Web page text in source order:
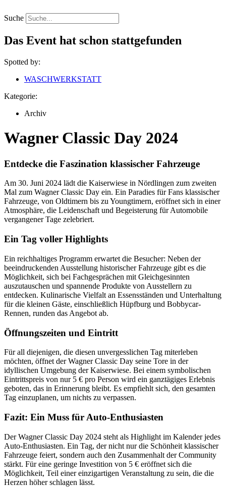
Inhalt
springen
Suche
Das Event hat schon stattgefunden
Spotted by:
WASCHWERKSTATT
Kategorie:
Archiv
Wagner Classic Day 2024
Entdecke die Faszination klassischer Fahrzeuge
Am 30. Juni 2024 lädt die Kaiserwiese in Nördlingen zum zweiten
Mal zum Wagner Classic Day ein. Ein Paradies für Fans klassischer
Fahrzeuge, von Oldtimern bis zu Youngtimern, eröffnet sich in einer
Atmosphäre, die Leidenschaft und Begeisterung für Automobile
vergangener Tage zelebriert.
Ein Tag voller Highlights
Ein reichhaltiges Programm erwartet die Besucher: Neben der
beeindruckenden Ausstellung historischer Fahrzeuge gibt es die
Möglichkeit, sich bei Fachgesprächen mit Gleichgesinnten
auszutauschen und spannende Produkte von Ausstellern zu
entdecken. Kulinarische Vielfalt an Essensständen und Unterhaltung
für die kleinen Gäste, einschließlich Hüpfburg und Bobbycar-
Rennen, runden das Angebot ab.
Öffnungszeiten und Eintritt
Für all diejenigen, die diesen unvergesslichen Tag miterleben
möchten, öffnet der Wagner Classic Day seine Tore in der
idyllischen Umgebung der Kaiserwiese. Bei einem symbolischen
Eintrittspreis von nur 5 € pro Person wird ein ganztägiges Erlebnis
geboten, das in Erinnerung bleibt. Es empfiehlt sich, den gesamten
Tag einzuplanen, um nichts zu verpassen.
Fazit: Ein Muss für Auto-Enthusiasten
Der Wagner Classic Day 2024 steht als Highlight im Kalender jedes
Auto-Enthusiasten. Ein Tag, der nicht nur die Schönheit klassischer
Fahrzeuge feiert, sondern auch den Zusammenhalt der Community
stärkt. Für eine geringe Investition von 5 € eröffnet sich die
Möglichkeit, Teil einer einzigartigen Veranstaltung zu sein, die die
Herzen höher schlagen lässt.